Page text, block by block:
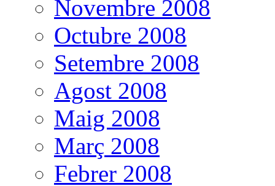
Novembre 2008
Octubre 2008
Setembre 2008
Agost 2008
Maig 2008
Març 2008
Febrer 2008